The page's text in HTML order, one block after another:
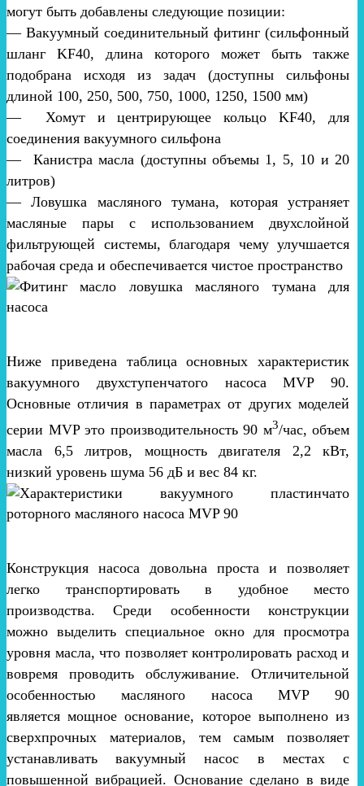
могут быть добавлены следующие позиции:
— Вакуумный соединительный фитинг (сильфонный
шланг KF40, длина которого может быть также
подобрана исходя из задач (доступны сильфоны
длиной 100, 250, 500, 750, 1000, 1250, 1500 мм)
— Хомут и центрирующее кольцо KF40, для
соединения вакуумного сильфона
— Канистра масла (доступны объемы 1, 5, 10 и 20
литров)
— Ловушка масляного тумана, которая устраняет
масляные пары с использованием двухслойной
фильтрующей системы, благодаря чему улучшается
рабочая среда и обеспечивается чистое пространство
Ниже приведена таблица основных характеристик
вакуумного двухступенчатого насоса MVP 90.
Основные отличия в параметрах от других моделей
серии MVP это производительность 90 м3/час, объем
масла 6,5 литров, мощность двигателя 2,2 кВт,
низкий уровень шума 56 дБ и вес 84 кг.
Конструкция насоса довольна проста и позволяет
легко транспортировать в удобное место
производства. Среди особенности конструкции
можно выделить специальное окно для просмотра
уровня масла, что позволяет контролировать расход и
вовремя проводить обслуживание. Отличительной
особенностью масляного насоса MVP 90
является мощное основание, которое выполнено из
сверхпрочных материалов, тем самым позволяет
устанавливать вакуумный насос в местах с
повышенной вибрацией. Основание сделано в виде